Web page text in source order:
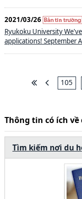
2021/03/26
Ryukoku University
applications! September
105
Thông tin có ích về
Tìm kiếm nơi du